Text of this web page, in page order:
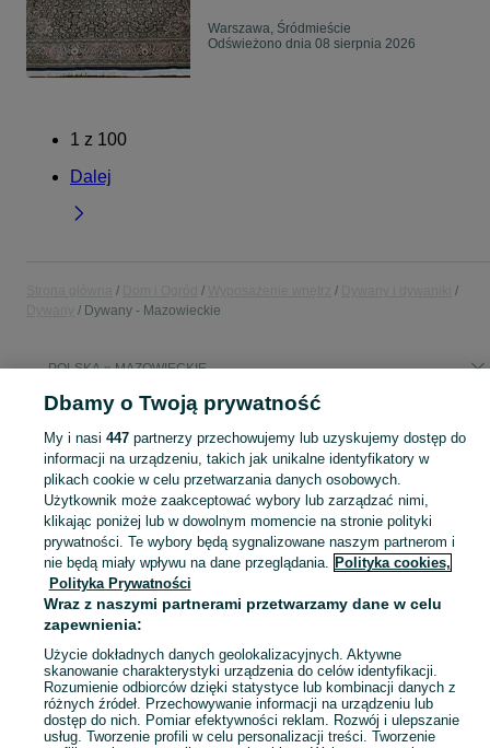
Warszawa, Śródmieście
Odświeżono dnia 08 sierpnia 2026
1 z 100
Dalej
Dywany - Mazowieckie
POLSKA » MAZOWIECKIE
Sprzedaż dywanów Mazowieckie ▶️ Szeroki wybór kolorów, rozmiarów i materiałów ✅ Nowe i używane w atrakcyjnych cenach ☝ Sprawdź oferty i kupuj na OLX.pl!
Mapa kategorii
Mapa miejscowości
Mapa ministron
Popularne wyszukiwania
Dbamy o Twoją prywatność
My i nasi 447partnerzy przechowujemy lub uzyskujemy dostęp do
informacji na urządzeniu, takich jak unikalne identyfikatory w
plikach cookie w celu przetwarzania danych osobowych.
Użytkownik może zaakceptować wybory lub zarządzać nimi,
klikając poniżej lub w dowolnym momencie na stronie polityki
prywatności. Te wybory będą sygnalizowane naszym partnerom i
nie będą miały wpływu na dane przeglądania. Polityka cookies,
Polityka Prywatności
Wraz z naszymi partnerami przetwarzamy dane w celu
zapewnienia:
Użycie dokładnych danych geolokalizacyjnych. Aktywne
skanowanie charakterystyki urządzenia do celów identyfikacji.
Rozumienie odbiorców dzięki statystyce lub kombinacji danych z
różnych źródeł. Przechowywanie informacji na urządzeniu lub
dostęp do nich. Pomiar efektywności reklam. Rozwój i ulepszanie
usług. Tworzenie profili w celu personalizacji treści. Tworzenie